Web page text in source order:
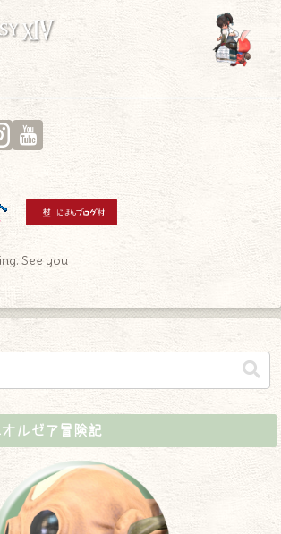
See you !
ルゼア冒険記